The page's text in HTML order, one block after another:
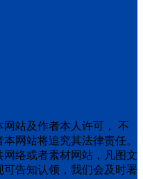
站及作者本人许可， 不
网站将追究其法律责任。
络或者素材网站，凡图文
告知认领，我们会及时署